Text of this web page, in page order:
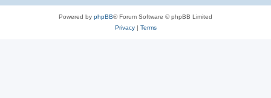
Powered by phpBB® Forum Software © phpBB Limited
Privacy| Terms